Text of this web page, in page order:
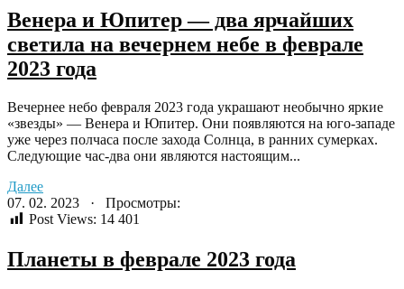
Венера и Юпитер — два ярчайших
светила на вечернем небе в феврале
2023 года
Вечернее небо февраля 2023 года украшают необычно яркие
«звезды» — Венера и Юпитер. Они появляются на юго-западе
уже через полчаса после захода Солнца, в ранних сумерках.
Следующие час-два они являются настоящим...
Далее
07. 02. 2023 · Просмотры:
Post Views: 14 401
Планеты в феврале 2023 года